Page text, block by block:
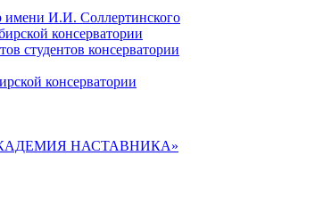
имени И.И. Соллертинского
консерватории
студентов консерватории
консерватории
«АКАДЕМИЯ НАСТАВНИКА»